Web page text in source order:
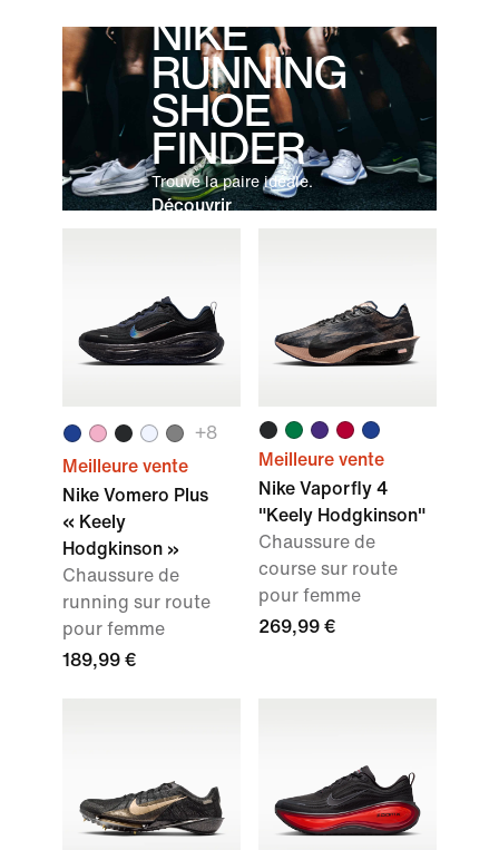
NIKE
RUNNING
SHOE
FINDER
Trouve la paire idéale.
Découvrir
+8
Meilleure vente
Nike Vomero Plus
« Keely
Hodgkinson »
Chaussure de
running sur route
pour femme
189,99 €
Meilleure vente
Nike Vaporfly 4
"Keely Hodgkinson"
Chaussure de
course sur route
pour femme
269,99 €